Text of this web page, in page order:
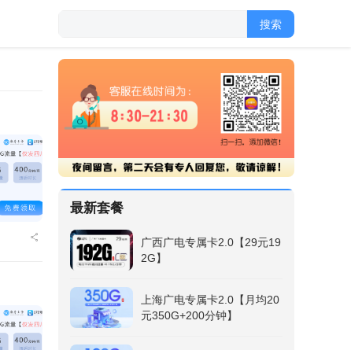
搜索
最新套餐
广西广电专属卡2.0【29元19
2G】
上海广电专属卡2.0【月均20
元350G+200分钟】